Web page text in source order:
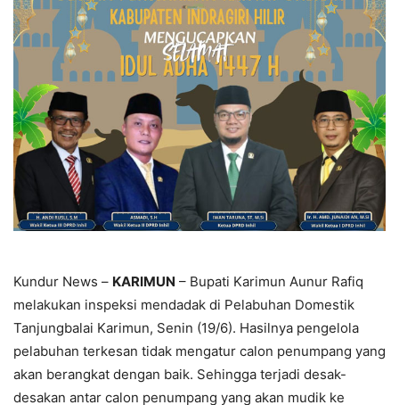
Kundur News – KARIMUN – Bupati Karimun Aunur Rafiq
melakukan inspeksi mendadak di Pelabuhan Domestik
Tanjungbalai Karimun, Senin (19/6). Hasilnya pengelola
pelabuhan terkesan tidak mengatur calon penumpang yang
akan berangkat dengan baik. Sehingga terjadi desak-
desakan antar calon penumpang yang akan mudik ke